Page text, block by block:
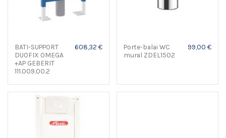
BATI-SUPPORT
DUOFIX OMEGA
+AP GEBERIT
111.009.00.2
608,32 €
Porte-balai WC
mural ZDEL1502
99,00 €